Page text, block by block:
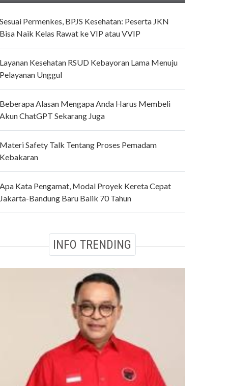
Permenkes, BPJS Kesehatan: Peserta JKN
Naik Kelas Rawat ke VIP atau VVIP
Kesehatan RSUD Kebayoran Lama Menuju
Unggul
Alasan Mengapa Anda Harus Membeli
ChatGPT Sekarang Juga
Safety Talk Tentang Proses Pemadam
Kata Pengamat, Modal Proyek Kereta Cepat
Bandung Baru Balik 70 Tahun
INFO TRENDING